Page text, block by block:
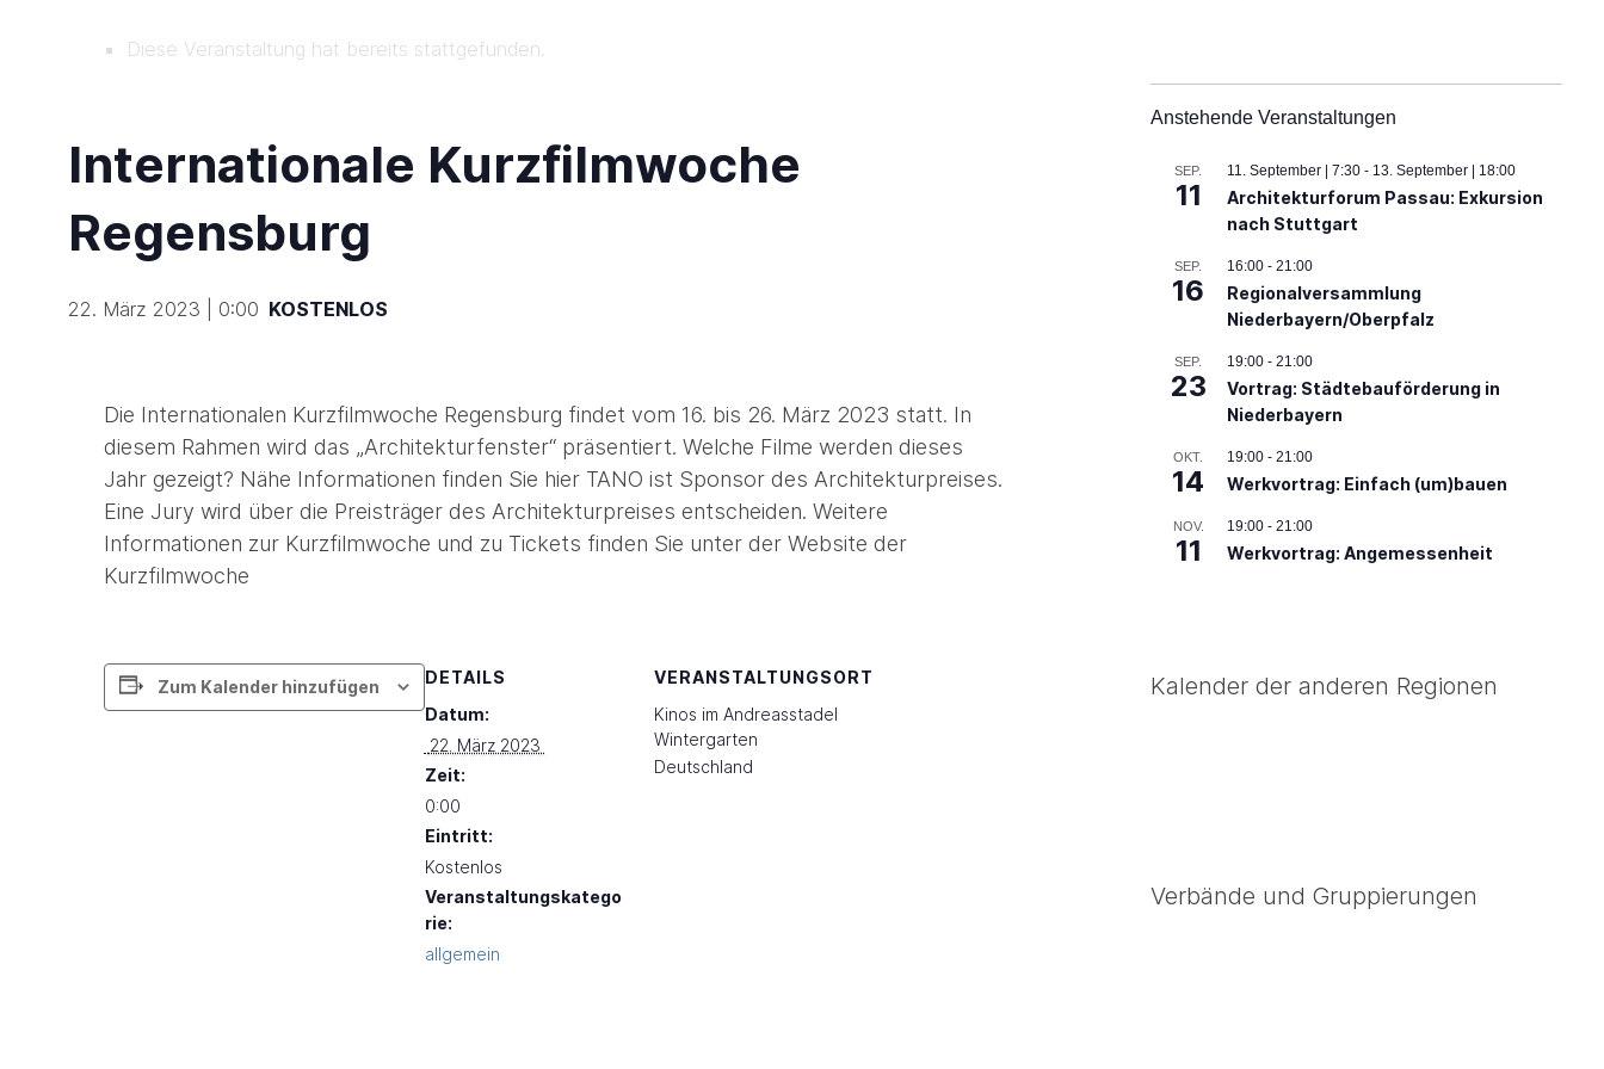
Diese Veranstaltung hat bereits stattgefunden.
Internationale Kurzfilmwoche
Regensburg
22. März 2023 | 0:00 KOSTENLOS
Die Internationalen Kurzfilmwoche Regensburg findet vom 16. bis 26. März 2023 statt. In
diesem Rahmen wird das „Architekturfenster“ präsentiert. Welche Filme werden dieses
Jahr gezeigt? Nähe Informationen finden Sie hier TANO ist Sponsor des Architekturpreises.
Eine Jury wird über die Preisträger des Architekturpreises entscheiden. Weitere
Informationen zur Kurzfilmwoche und zu Tickets finden Sie unter der Website der
Kurzfilmwoche
Zum Kalender hinzufügen
DETAILS
Datum:
22. März 2023
Zeit:
0:00
Eintritt:
Kostenlos
Veranstaltungskatego
rie:
allgemein
VERANSTALTUNGSORT
Kinos im Andreasstadel
Wintergarten
Deutschland
Anstehende Veranstaltungen
SEP.
11
11. September | 7:30- 13. September | 18:00
Architekturforum Passau: Exkursion
nach Stuttgart
SEP.
16
16:00- 21:00
Regionalversammlung
Niederbayern/Oberpfalz
SEP.
23
19:00- 21:00
Vortrag: Städtebauförderung in
Niederbayern
OKT.
14
19:00- 21:00
Werkvortrag: Einfach (um)bauen
NOV.
11
19:00- 21:00
Werkvortrag: Angemessenheit
Kalender der anderen Regionen
Verbände und Gruppierungen